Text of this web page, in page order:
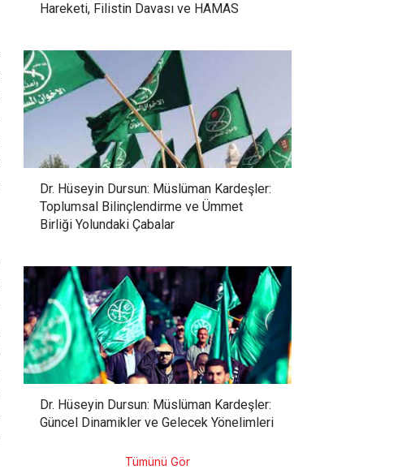
Hareketi, Filistin Davası ve HAMAS
Dr. Hüseyin Dursun: Müslüman Kardeşler:
Toplumsal Bilinçlendirme ve Ümmet
Birliği Yolundaki Çabalar
Dr. Hüseyin Dursun: Müslüman Kardeşler:
Güncel Dinamikler ve Gelecek Yönelimleri
Tümünü Gör